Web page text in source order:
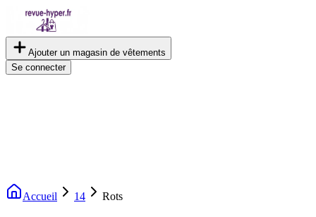
Ajouter un magasin de vêtements
Se connecter
Accueil 14 Rots